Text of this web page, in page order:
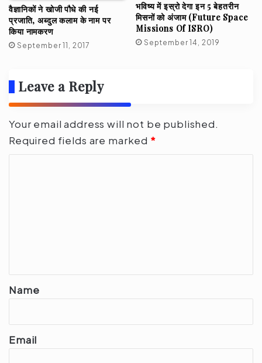
वैज्ञानिकों ने खोजी पौधे की नई
प्रजाति, अब्दुल कलाम के नाम पर
किया नामकरण
September 11, 2017
भविष्य में इस्रो देगा इन 5 बेहतरीन
मिसनों को अंजाम (Future Space
Missions Of ISRO)
September 14, 2019
Leave a Reply
Your email address will not be published.
Required fields are marked *
*
Name
Email